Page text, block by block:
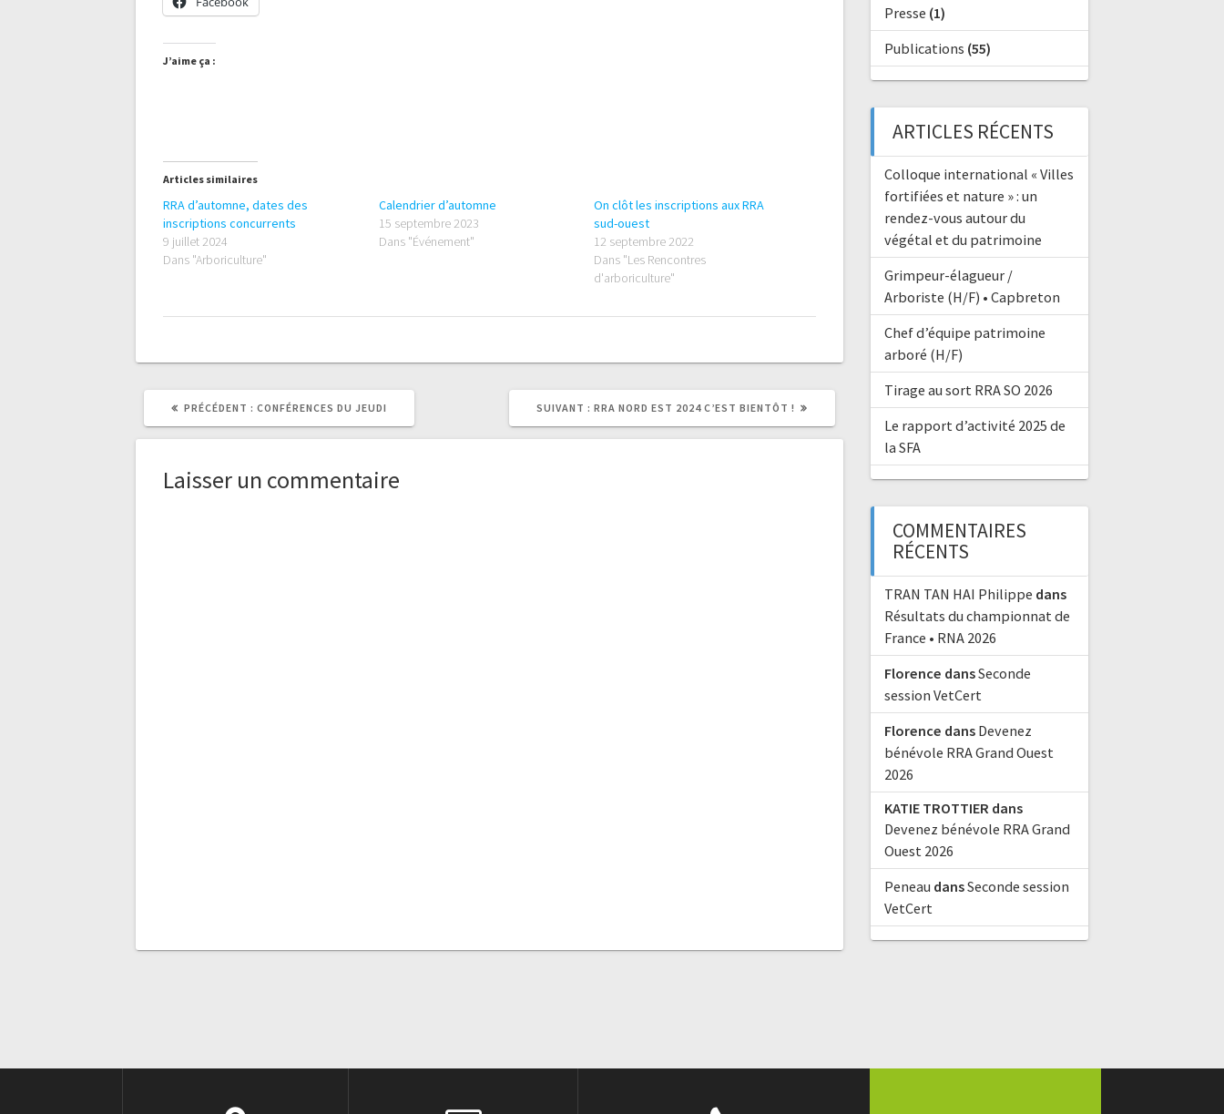
J’aime ça :
Articles similaires
RRA d’automne, dates des
inscriptions concurrents
9 juillet 2024
Dans "Arboriculture"
Calendrier d’automne
15 septembre 2023
Dans "Événement"
On clôt les inscriptions aux RRA
sud-ouest
12 septembre 2022
Dans "Les Rencontres
d'arboriculture"
PRÉCÉDENT : ARTICLE
CONFÉRENCES DU JEUDI SUIVANT : ARTICLE
RRA NORD EST 2024 C’EST BIENTÔT !
Laisser un commentaire
Presse (1)
Publications (55)
ARTICLES RÉCENTS
Colloque international « Villes
fortifiées et nature » : un
rendez-vous autour du
végétal et du patrimoine
Grimpeur-élagueur /
Arboriste (H/F) • Capbreton
Chef d’équipe patrimoine
arboré (H/F)
Tirage au sort RRA SO 2026
Le rapport d’activité 2025 de
la SFA
COMMENTAIRES
RÉCENTS
TRAN TAN HAI Philippe dans
Résultats du championnat de
France • RNA 2026
Florence dansSeconde
session VetCert
Florence dans Devenez
bénévole RRA Grand Ouest
2026
KATIE TROTTIER dans
Devenez bénévole RRA Grand
Ouest 2026
Peneau dansSeconde session
VetCert